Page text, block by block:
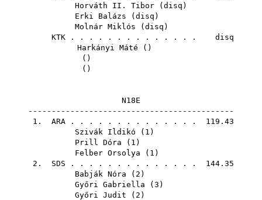
Horváth II. Tibor ( disq )
Erki Balázs ( disq )
Molnár Miklós ( disq )
KTK . . . . . . . . . . . . . . disq
Harkányi Máté ()
()
()
N18E
--------------------------------------------
1. ARA . . . . . . . . . . . . . . 119.43
Szivák Ildikó ( 1 )
Prill Dóra ( 1 )
Felber Orsolya ( 1 )
2. SDS . . . . . . . . . . . . . . 144.35
Babják Nóra ( 2 )
Győri Gabriella ( 3 )
Győri Judit ( 2 )